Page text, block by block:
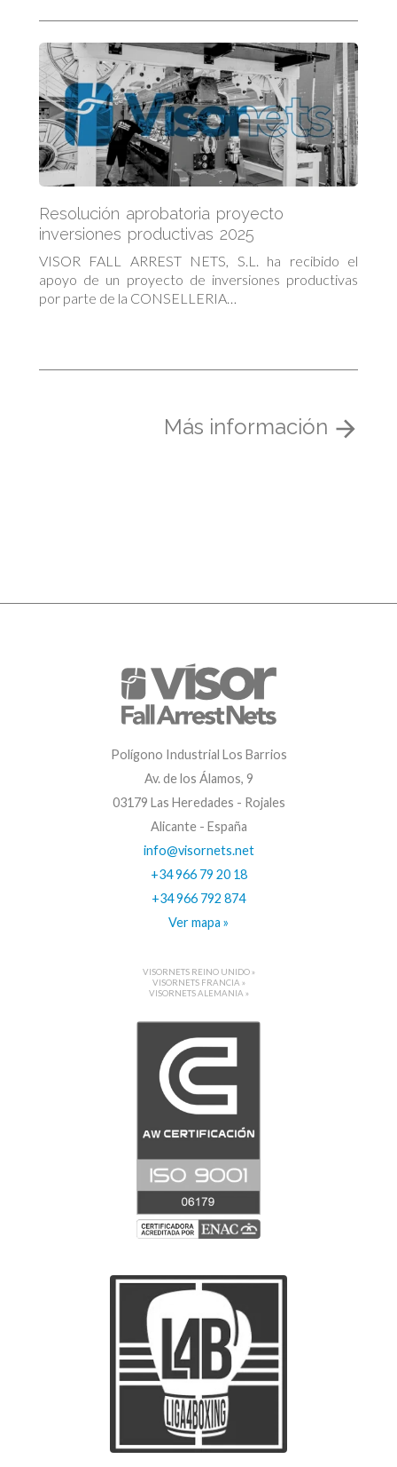
Resolución aprobatoria proyecto
inversiones productivas 2025
VISOR FALL ARREST NETS, S.L. ha recibido el
apoyo de un proyecto de inversiones productivas
por parte de la CONSELLERIA…
Más información
Polígono Industrial Los Barrios
Av. de los Álamos, 9
03179 Las Heredades - Rojales
Alicante - España
info@visornets.net
+34 966 79 20 18
+34 966 792 874
Ver mapa »
VISORNETS REINO UNIDO »
VISORNETS FRANCIA »
VISORNETS ALEMANIA »